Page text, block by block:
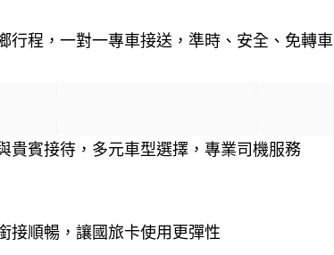
行程，一對一專車接送，準時、安全、免轉車
貴賓接待，多元車型選擇，專業司機服務
接順暢，讓國旅卡使用更彈性